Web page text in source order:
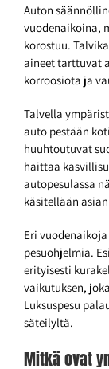
Auton
vuodenaikoina,
korostuu.
aineet tarttuvat
korroosiota ja
Talvella
auto pestään
huuhtoutuvat
haittaa
autopesulassa
käsitellään
Eri
pesuohjelmia.
erityisesti
vaikutuksen,
Luksuspesu
säteilyltä.
Mitkä ovat